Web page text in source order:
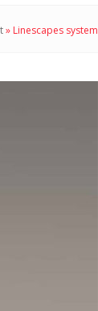
» Linescapes system